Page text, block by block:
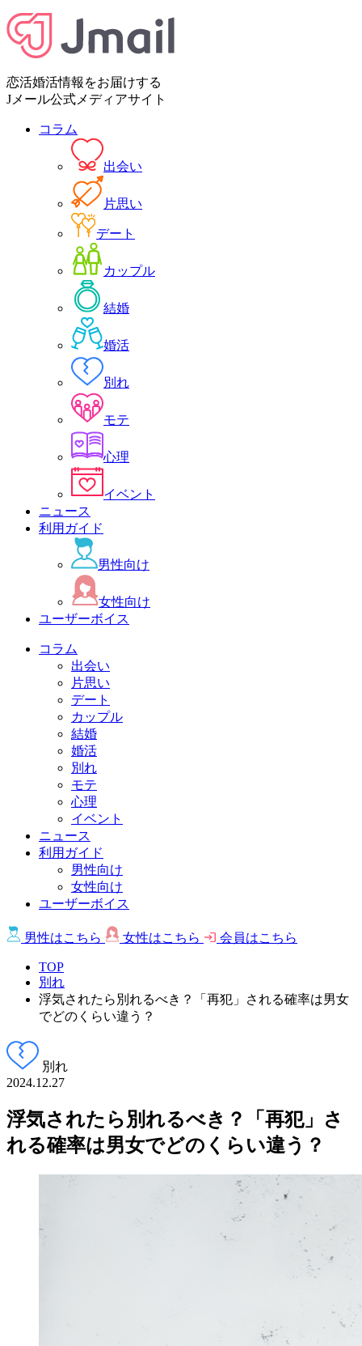
恋活婚活情報をお届けする
Jメール公式メディアサイト
コラム
出会い
片思い
デート
カップル
結婚
婚活
別れ
モテ
心理
イベント
ニュース
利用ガイド
男性向け
女性向け
ユーザーボイス
コラム
出会い
片思い
デート
カップル
結婚
婚活
別れ
モテ
心理
イベント
ニュース
利用ガイド
男性向け
女性向け
ユーザーボイス
男性はこちら 女性はこちら 会員はこちら
TOP
別れ
浮気されたら別れるべき？「再犯」される確率は男女
でどのくらい違う？
別れ
2024.12.27
浮気されたら別れるべき？「再犯」さ
れる確率は男女でどのくらい違う？